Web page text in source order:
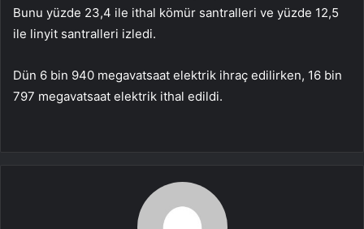
Bunu yüzde 23,4 ile ithal kömür santralleri ve yüzde 12,5
ile linyit santralleri izledi.
Dün 6 bin 940 megavatsaat elektrik ihraç edilirken, 16 bin
797 megavatsaat elektrik ithal edildi.